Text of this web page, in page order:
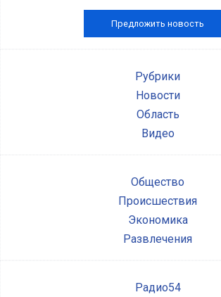
Предложить новость
Рубрики
Новости
Область
Видео
Общество
Происшествия
Экономика
Развлечения
Радио54